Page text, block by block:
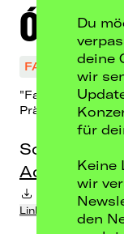
Ólafur
FAST
"Falling Apart
Präsentiert von:
So, 18.10.26
Link kopieren
Du
deine
wir
für
Keine
wir
den